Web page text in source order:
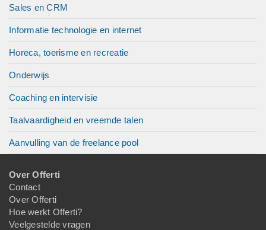
Sales en CRM
Informatie technologie en internet
Horeca, toerisme en recreatie
Onderwijs
Coaching en intervisie
Taalvaardigheid en vreemde talen
Aanvulling van de freelance pool
Over Offerti
Contact
Over Offerti
Hoe werkt Offerti?
Veelgestelde vragen